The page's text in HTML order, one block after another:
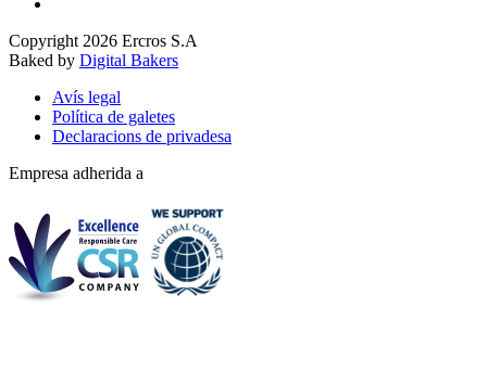
Copyright 2026 Ercros S.A
Baked by Digital Bakers
Avís legal
Política de galetes
Declaracions de privadesa
Empresa adherida a